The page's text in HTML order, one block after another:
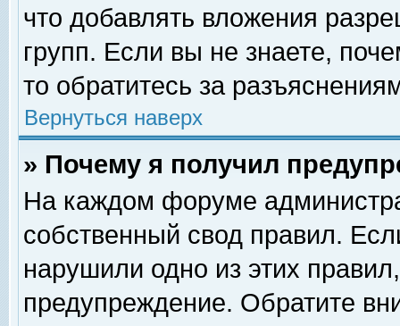
что добавлять вложения
групп. Если вы не знаете,
то обратитесь за
Вернуться наверх
» Почему я получил
На каждом форуме
собственный свод правил.
нарушили одно из этих
предупреждение. Обратите